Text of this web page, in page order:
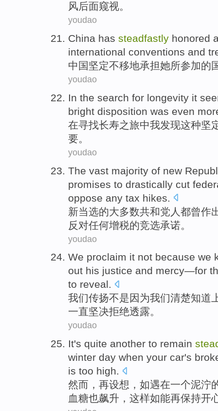
风后面窥视。
youdao
China has steadfastly honored
international conventions and
中国 坚定不移地承担她所参加的
youdao
In the search for longevity it
bright disposition was even
在寻找长寿之旅中我发现这种坚
要。
youdao
The vast majority of new
promises to drastically cut
oppose any tax hikes
新当选的大多数共和党 人都曾作
反对任何增税的竞选承诺。
youdao
We proclaim it not because we
out his justice and mercy—for
to reveal.
我们传扬不是因为我们清楚知道
一直坚决拒绝透露。
youdao
It's quite another to remain
winter day when your car's
is too high.
然而， 再设想，如遇在一个泥泞
血糖也飙升，这样如能再保持开